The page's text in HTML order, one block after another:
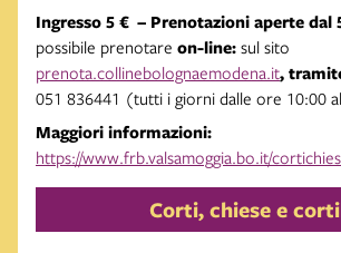
Ingresso 5 € – Prenotazioni aperte dal
possibile prenotare on-line: sul sito
prenota.collinebolognaemodena.it,
051 836441 (tutti i giorni dalle ore 10:00
Maggiori informazioni:
https://www.frb.valsamoggia.bo.it/
Corti, chiese e